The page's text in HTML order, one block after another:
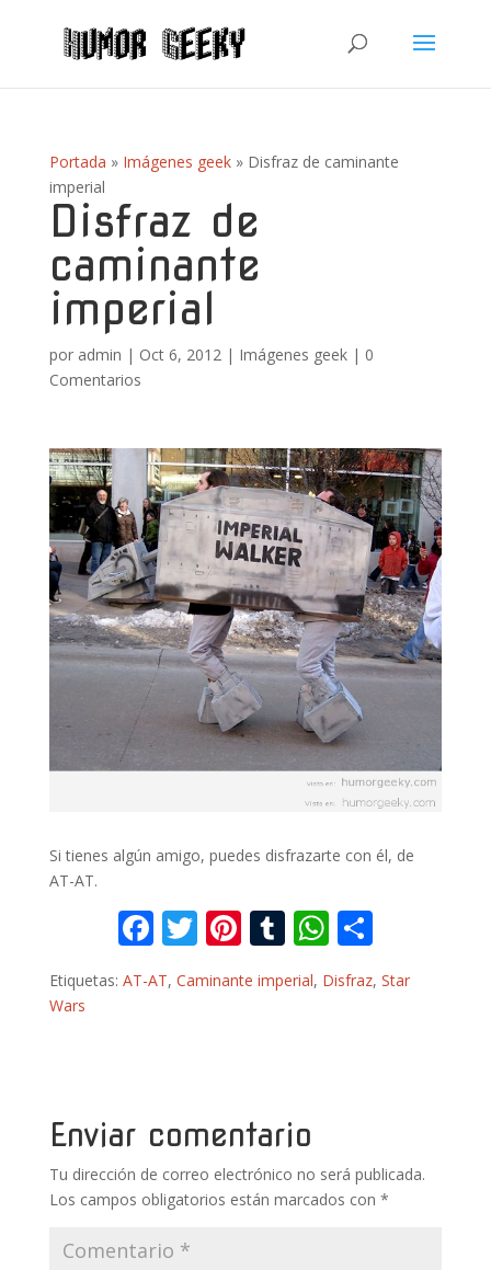
Portada » Imágenes geek» Disfraz de caminante
imperial
Disfraz de
caminante
imperial
por admin | Oct 6, 2012| Imágenes geek| 0
Comentarios
Si tienes algún amigo, puedes disfrazarte con él, de
AT-AT.
F
e
k
T
itt
Pi
er
T
u
m
W
h
at m
Etiquetas: AT-AT, Caminante imperial, Disfraz, Star
Wars
Enviar comentario
Tu dirección de correo electrónico no será publicada.
Los campos obligatorios están marcados con *